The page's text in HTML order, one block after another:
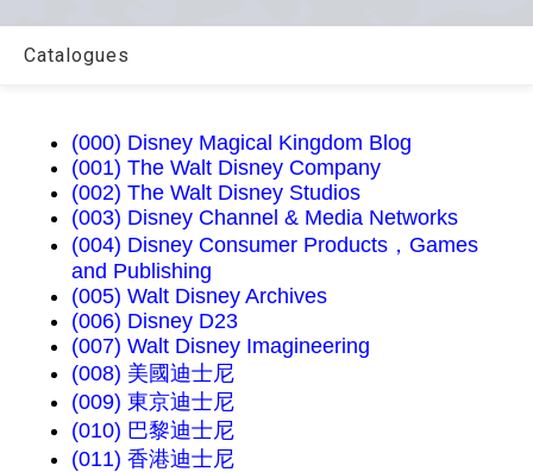
Catalogues
(000) Disney Magical Kingdom Blog
(001) The Walt Disney Company
(002) The Walt Disney Studios
(003) Disney Channel & Media Networks
(004) Disney Consumer Products，Games
and Publishing
(005) Walt Disney Archives
(006) Disney D23
(007) Walt Disney Imagineering
(008) 美國迪士尼
(009) 東京迪士尼
(010) 巴黎迪士尼
(011) 香港迪士尼